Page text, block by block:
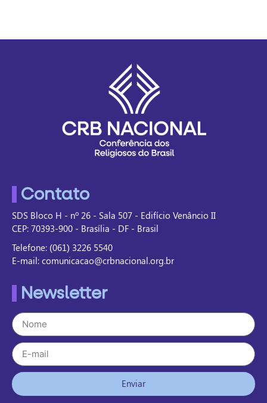
Contato
SDS Bloco H - nº 26 - Sala 507 - Edifício Venâncio II
CEP: 70393-900 - Brasília - DF - Brasil
Telefone: (061) 3226 5540
E-mail: comunicacao@crbnacional.org.br
Newsletter
Enviar